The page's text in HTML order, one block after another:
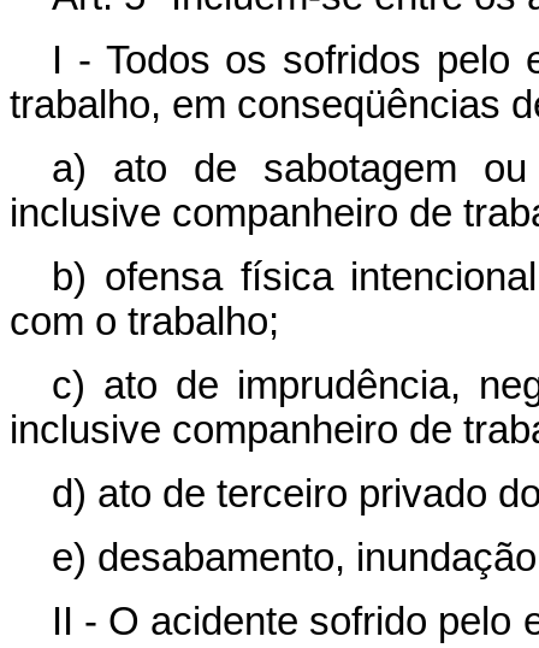
I - Todos os sofridos pelo
trabalho, em conseqüências
a) ato de sabotagem ou
inclusive companheiro de
b) ofensa física
com o trabalho;
c) ato de imprudência,
inclusive companheiro de
d) ato de terceiro privado
e) desabamento,
II - O acidente sofrido pelo